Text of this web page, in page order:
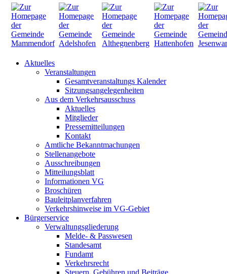
Aktuelles
Veranstaltungen
Gesamtveranstaltungs Kalender
Sitzungsangelegenheiten
Aus dem Verkehrsausschuss
Aktuelles
Mitglieder
Pressemitteilungen
Kontakt
Amtliche Bekanntmachungen
Stellenangebote
Ausschreibungen
Mitteilungsblatt
Informationen VG
Broschüren
Bauleitplanverfahren
Verkehrshinweise im VG-Gebiet
Bürgerservice
Verwaltungsgliederung
Melde- & Passwesen
Standesamt
Fundamt
Verkehrsrecht
Steuern, Gebühren und Beiträge